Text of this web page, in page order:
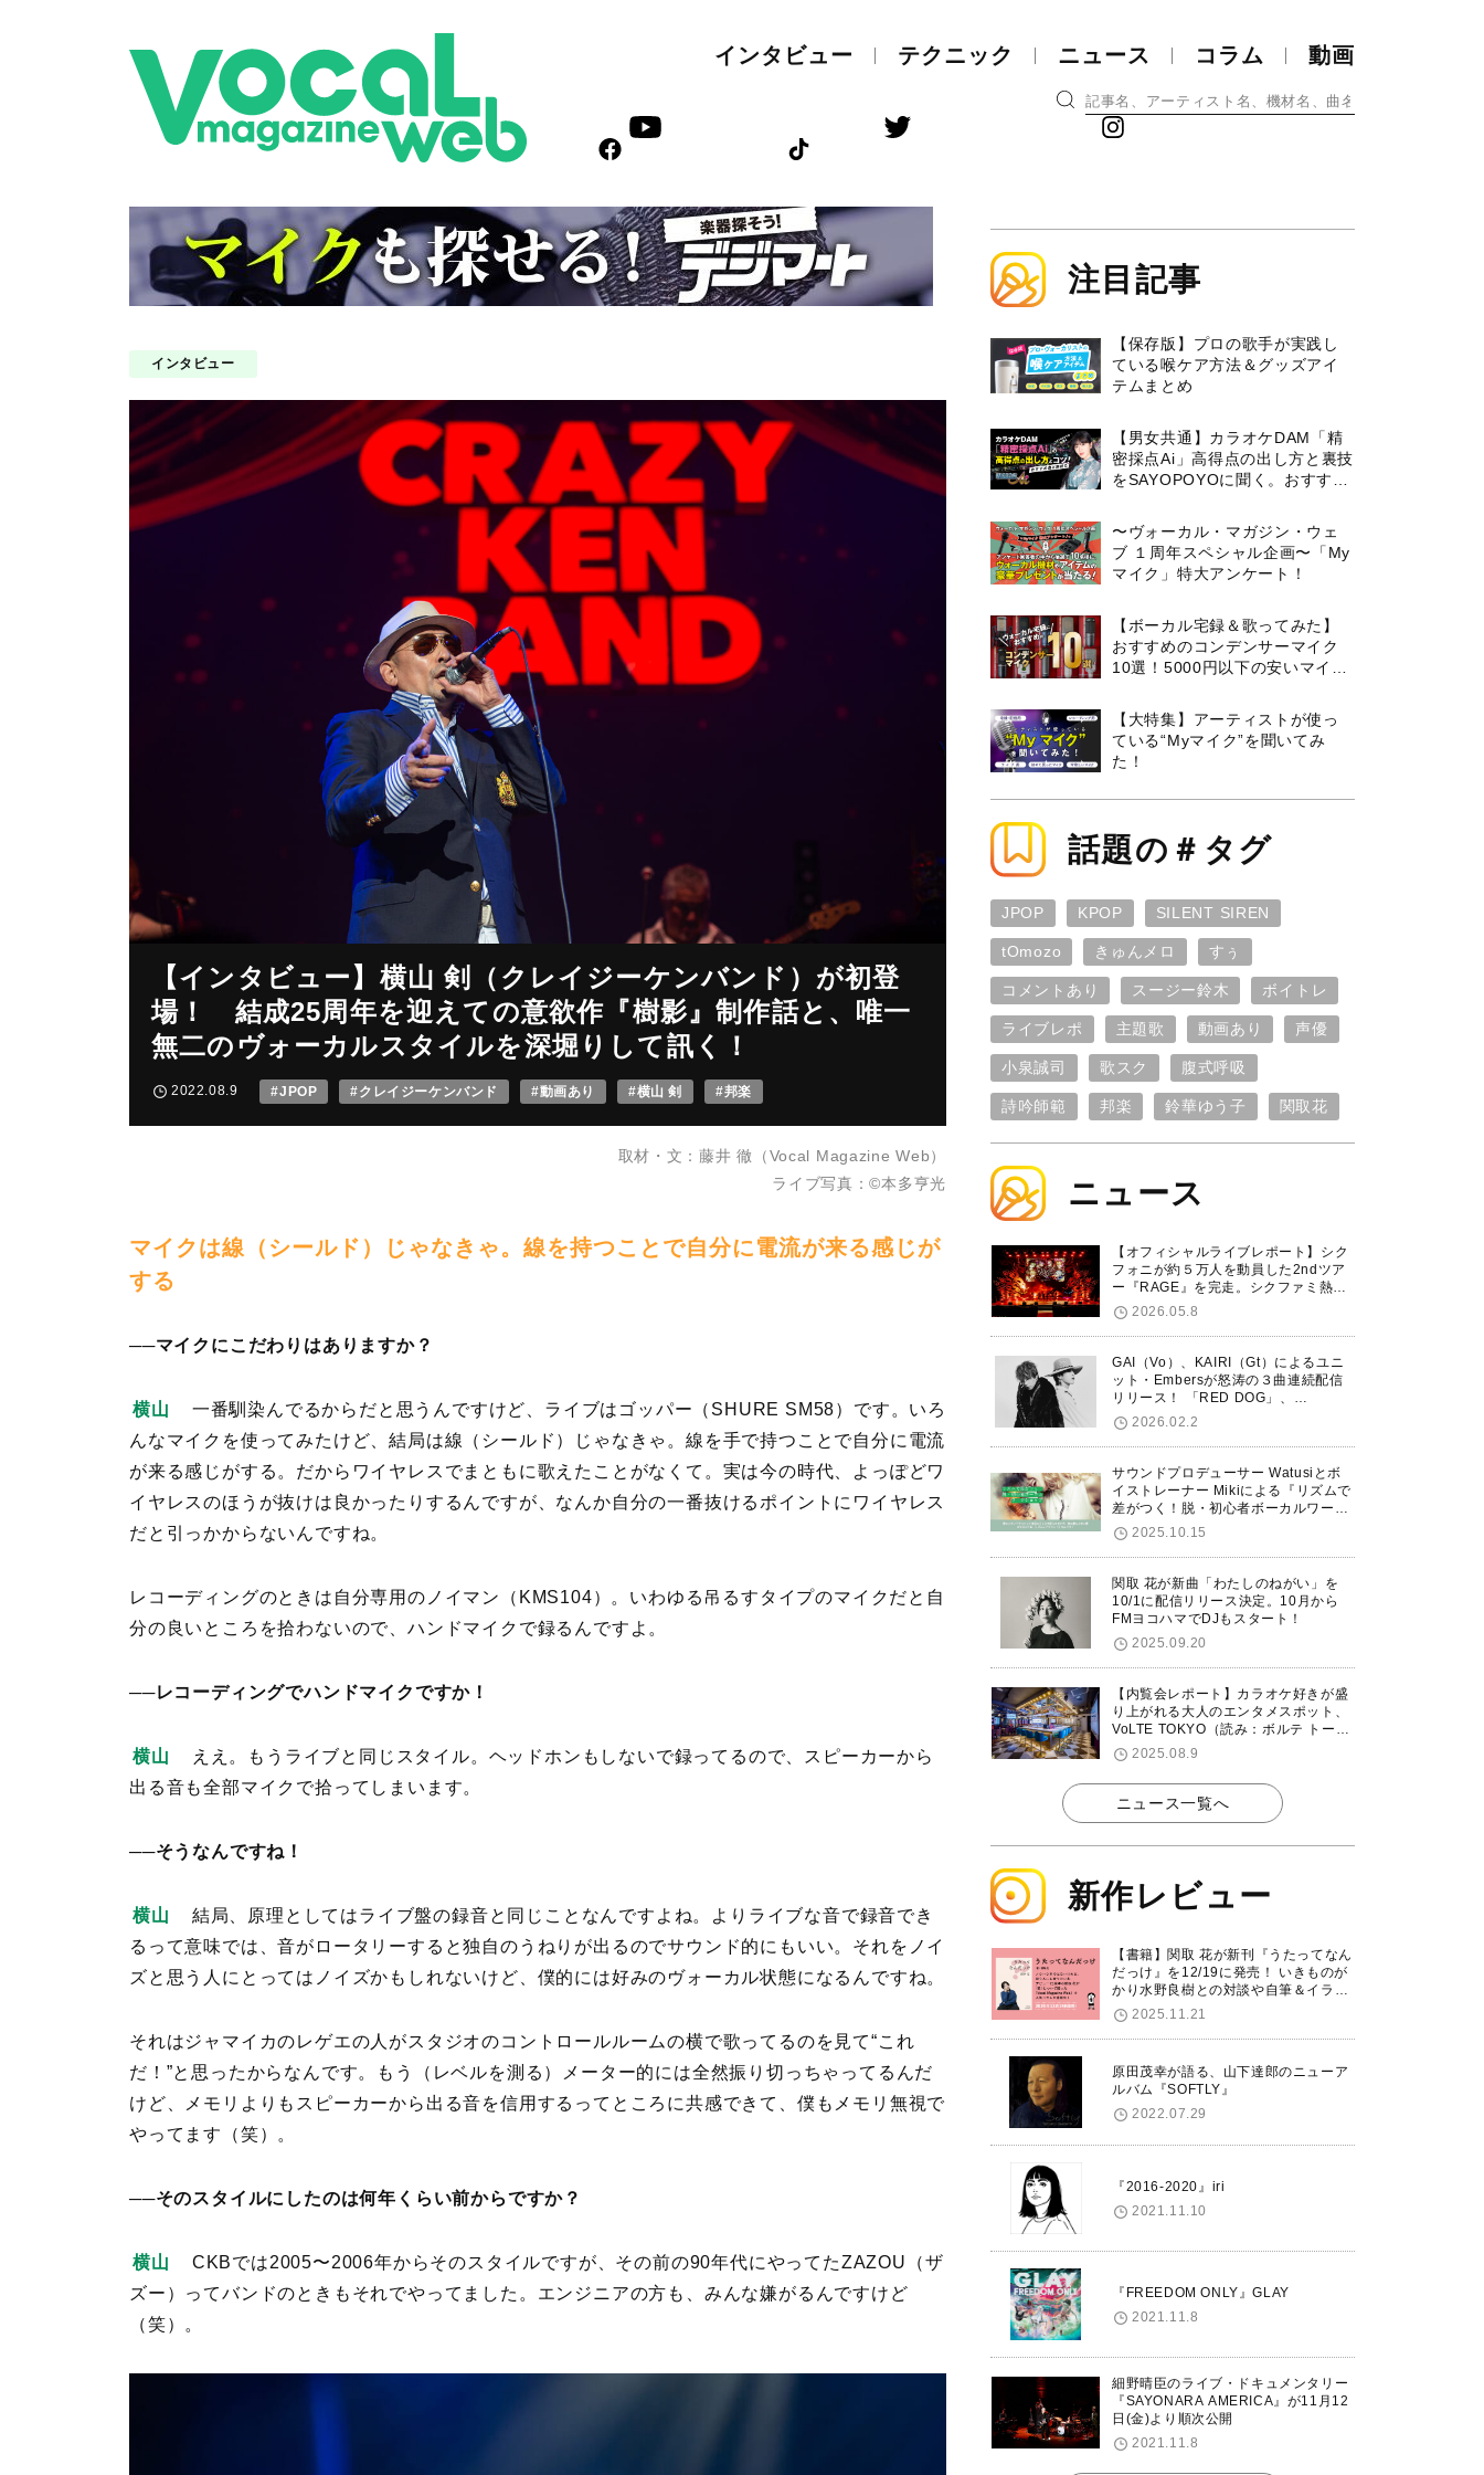
インタビュー テクニック ニュース コラム 動画
インタビュー
【インタビュー】横山 剣（クレイジーケンバンド）が初登
場！ 結成25周年を迎えての意欲作『樹影』制作話と、唯一
無二のヴォーカルスタイルを深堀りして訊く！
2022.08.9 #JPOP #クレイジーケンバンド #動画あり #横山 剣 #邦楽
取材・文：藤井 徹（Vocal Magazine Web）
ライブ写真：©️本多亨光
マイクは線（シールド）じゃなきゃ。線を持つことで自分に電流が来る感じが
する
──マイクにこだわりはありますか？
横山
一番馴染んでるからだと思うんですけど、ライブはゴッパー（SHURE SM58）です。いろ
んなマイクを使ってみたけど、結局は線（シールド）じゃなきゃ。線を手で持つことで自分に電流
が来る感じがする。だからワイヤレスでまともに歌えたことがなくて。実は今の時代、よっぽどワ
イヤレスのほうが抜けは良かったりするんですが、なんか自分の一番抜けるポイントにワイヤレス
だと引っかからないんですね。
レコーディングのときは自分専用のノイマン（KMS104）。いわゆる吊るすタイプのマイクだと自
分の良いところを拾わないので、ハンドマイクで録るんですよ。
──レコーディングでハンドマイクですか！
横山
ええ。もうライブと同じスタイル。ヘッドホンもしないで録ってるので、スピーカーから
出る音も全部マイクで拾ってしまいます。
──そうなんですね！
横山
結局、原理としてはライブ盤の録音と同じことなんですよね。よりライブな音で録音でき
るって意味では、音がロータリーすると独自のうねりが出るのでサウンド的にもいい。それをノイ
ズと思う人にとってはノイズかもしれないけど、僕的には好みのヴォーカル状態になるんですね。
それはジャマイカのレゲエの人がスタジオのコントロールルームの横で歌ってるのを見て“これ
だ！”と思ったからなんです。もう（レベルを測る）メーター的には全然振り切っちゃってるんだ
けど、メモリよりもスピーカーから出る音を信用するってところに共感できて、僕もメモリ無視で
やってます（笑）。
──そのスタイルにしたのは何年くらい前からですか？
横山
CKBでは2005〜2006年からそのスタイルですが、その前の90年代にやってたZAZOU（ザ
ズー）ってバンドのときもそれでやってました。エンジニアの方も、みんな嫌がるんですけど
（笑）。
注目記事
【保存版】プロの歌手が実践し
ている喉ケア⽅法＆グッズアイ
テムまとめ
【男女共通】カラオケDAM「精
密採点Ai」高得点の出し方と裏技
をSAYOPOYOに聞く。おすすめ
〜ヴォーカル・マガジン・ウェ
ブ １周年スペシャル企画〜「My
マイク」特大アンケート！
【ボーカル宅録＆歌ってみた】
おすすめのコンデンサーマイク
10選！5000円以下の安いマイク
【大特集】アーティストが使っ
ている“Myマイク”を聞いてみ
た！
話題の＃タグ
JPOP KPOP SILENT SIREN
tOmozo きゅんメロ すぅ
コメントあり スージー鈴木 ボイトレ
ライブレポ 主題歌 動画あり 声優
小泉誠司 歌スク 腹式呼吸
詩吟師範 邦楽 鈴華ゆう子 関取花
ニュース
【オフィシャルライブレポート】シク
フォニが約５万人を動員した2ndツア
ー『RAGE』を完走。シクファミ熱狂
のKアリーナ横浜ファイナル公演の模
様をお届け！
2026.05.8
GAI（Vo）、KAIRI（Gt）によるユニ
ット・Embersが怒涛の３曲連続配信
リリース！ 「RED DOG」、
「Untitled Hero」に続き、5thシング
ル「De-Marionette」のリリースを発
表！
2026.02.2
サウンドプロデューサー Watusiとボ
イストレーナー Mikiによる『リズムで
差がつく！脱・初心者ボーカルワーク
ショップ』が12/7に渋谷で開催！
2025.10.15
関取 花が新曲「わたしのねがい」を
10/1に配信リリース決定。10月から
FMヨコハマでDJもスタート！
2025.09.20
【内覧会レポート】カラオケ好きが盛
り上がれる大人のエンタメスポット、
VoLTE TOKYO（読み：ボルテ トーキ
ョー）が東京・品川に8/8グランドオ
ープン！
2025.08.9
ニュース一覧へ
新作レビュー
【書籍】関取 花が新刊『うたってなん
だっけ』を12/19に発売！ いきものが
かり水野良樹との対談や自筆＆イラス
トで綴る自分史も掲載。さらに自身の
誕生日12/18に渋谷で出版記念イベン
トを開催！
2025.11.21
原田茂幸が語る、山下達郎のニューア
ルバム『SOFTLY』
2022.07.29
『2016-2020』iri
2021.11.10
『FREEDOM ONLY』GLAY
2021.11.8
細野晴臣のライブ・ドキュメンタリー
『SAYONARA AMERICA』が11月12
日(金)より順次公開
2021.11.8